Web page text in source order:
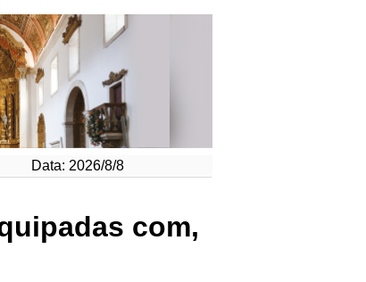
Data: 2026/8/8
com,